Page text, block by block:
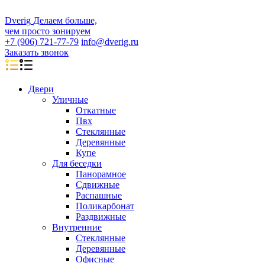
Dverig Делаем больше,
чем просто зонируем
+7 (906) 721-77-79 info@dverig.ru
Заказать звонок
Двери
Уличные
Откатные
Пвх
Стеклянные
Деревянные
Купе
Для беседки
Панорамное
Сдвижные
Распашные
Поликарбонат
Раздвижные
Внутренние
Стеклянные
Деревянные
Офисные